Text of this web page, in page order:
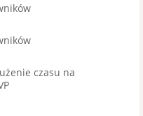
czasu na